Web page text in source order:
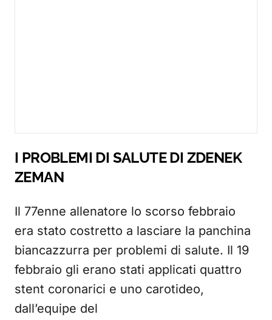
I PROBLEMI DI SALUTE DI ZDENEK
ZEMAN
Il 77enne allenatore lo scorso febbraio
era stato costretto a lasciare la panchina
biancazzurra per problemi di salute. Il 19
febbraio gli erano stati applicati quattro
stent coronarici e uno carotideo,
dall’equipe del